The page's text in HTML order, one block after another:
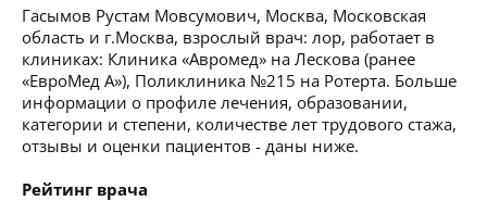
Гасымов Рустам Мовсумович, Москва, Московская
область и г.Москва, взрослый врач: лор, работает в
клиниках: Клиника «Авромед» на Лескова (ранее
«ЕвроМед А»), Поликлиника №215 на Ротерта. Больше
информации о профиле лечения, образовании,
категории и степени, количестве лет трудового стажа,
отзывы и оценки пациентов - даны ниже.
Рейтинг врача